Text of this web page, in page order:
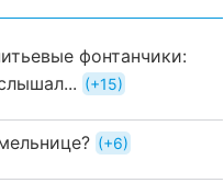
фонтанчики:
+15
+6